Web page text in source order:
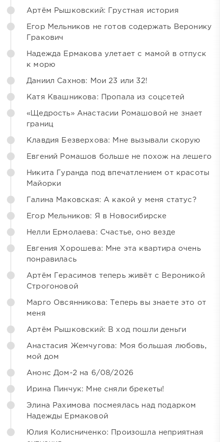
Артём Рышковский: Грустная история
Егор Мельников не готов содержать Веронику
Гракович
Надежда Ермакова улетает с мамой в отпуск
к морю
Даниил Сахнов: Мои 23 или 32!
Катя Квашникова: Пропала из соцсетей
«Щедрость» Анастасии Ромашовой не знает
границ
Клавдия Безверхова: Мне вызывали скорую
Евгений Ромашов больше не похож на лешего
Никита Гуранда под впечатлением от красоты
Майорки
Галина Маковская: А какой у меня статус?
Егор Мельников: Я в Новосибирске
Нелли Ермолаева: Счастье, оно везде
Евгения Хорошева: Мне эта квартира очень
понравилась
Артём Герасимов теперь живёт с Вероникой
Строгоновой
Марго Овсянникова: Теперь вы знаете это от
меня
Артём Рышковский: В ход пошли деньги
Анастасия Жемчугова: Моя большая любовь,
мой дом
Анонс Дом-2 на 6/08/2026
Ирина Пинчук: Мне сняли брекеты!
Элина Рахимова посмеялась над подарком
Надежды Ермаковой
Юлия Колисниченко: Произошла неприятная